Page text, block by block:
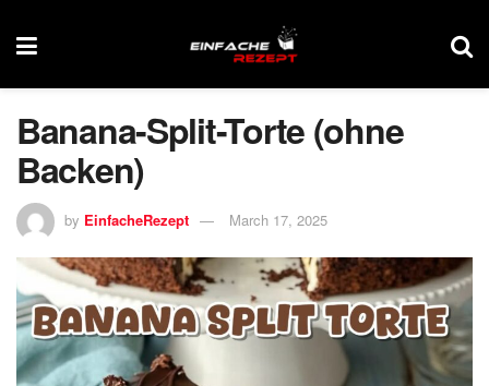
Banana-Split-Torte (ohne
Backen)
by EinfacheRezept March 17, 2025